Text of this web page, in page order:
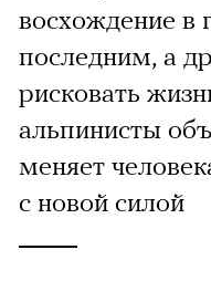
восхождение в
последним, а
рисковать
альпинисты
меняет
с новой силой